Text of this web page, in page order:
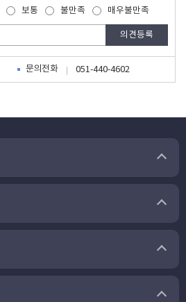
보통 불만족 매우불만족
문의전화 051-440-4602